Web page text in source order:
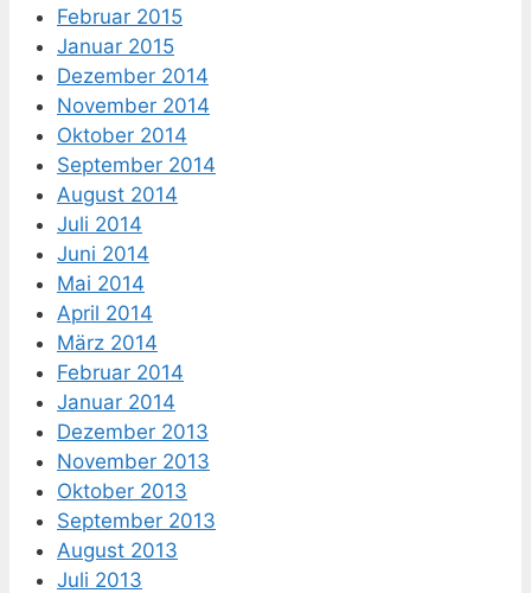
Februar 2015
Januar 2015
Dezember 2014
November 2014
Oktober 2014
September 2014
August 2014
Juli 2014
Juni 2014
Mai 2014
April 2014
März 2014
Februar 2014
Januar 2014
Dezember 2013
November 2013
Oktober 2013
September 2013
August 2013
Juli 2013